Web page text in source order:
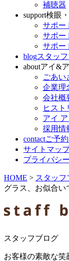
補聴器
support検眼
サポー
サポー
サポー
blogスタッ
aboutアイ&
ごあい
企業理
会社概
ヒスト
アイ
採用情
contactご予
サイトマッ
プライバシ
HOME > スタッフ
グラス、お似合い
スタッフブログ
お客様の素敵な